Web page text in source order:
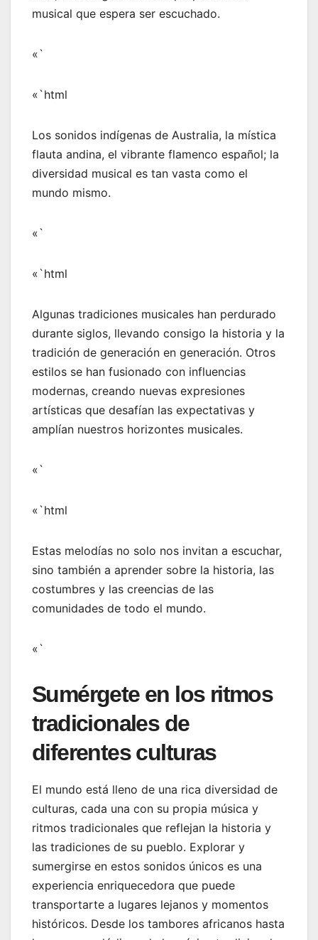
musical que espera ser escuchado.
«`
«`html
Los sonidos indígenas de Australia, la mística
flauta andina, el vibrante flamenco español; la
diversidad musical es tan vasta como el
mundo mismo.
«`
«`html
Algunas tradiciones musicales han perdurado
durante siglos, llevando consigo la historia y la
tradición de generación en generación. Otros
estilos se han fusionado con influencias
modernas, creando nuevas expresiones
artísticas que desafían las expectativas y
amplían nuestros horizontes musicales.
«`
«`html
Estas melodías no solo nos invitan a escuchar,
sino también a aprender sobre la historia, las
costumbres y las creencias de las
comunidades de todo el mundo.
«`
Sumérgete en los ritmos
tradicionales de
diferentes culturas
El mundo está lleno de una rica diversidad de
culturas, cada una con su propia música y
ritmos tradicionales que reflejan la historia y
las tradiciones de su pueblo. Explorar y
sumergirse en estos sonidos únicos es una
experiencia enriquecedora que puede
transportarte a lugares lejanos y momentos
históricos. Desde los tambores africanos hasta